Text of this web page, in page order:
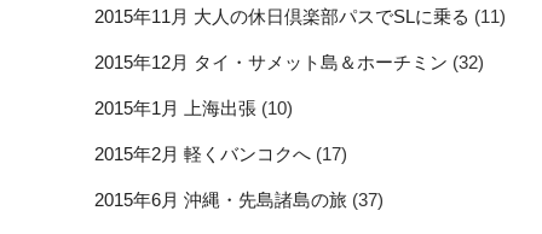
2015年11月 大人の休日倶楽部パスでSLに乗る (11)
2015年12月 タイ・サメット島＆ホーチミン (32)
2015年1月 上海出張 (10)
2015年2月 軽くバンコクへ (17)
2015年6月 沖縄・先島諸島の旅 (37)